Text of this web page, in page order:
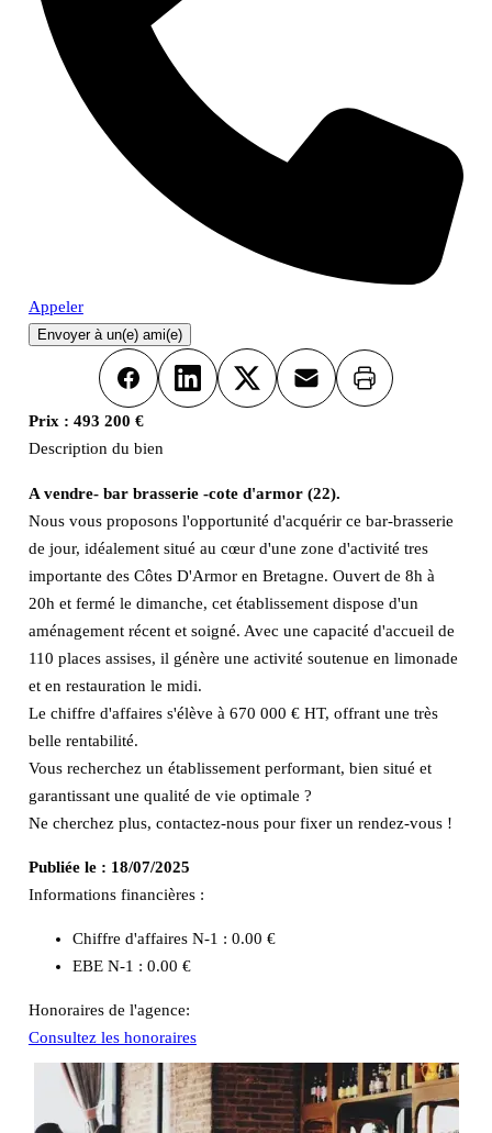
Appeler
Envoyer à un(e) ami(e)
FacebookLinkedInX Email Imprimer
Prix : 493 200 €
Description du bien
A vendre- bar brasserie -cote d'armor (22).
Nous vous proposons l'opportunité d'acquérir ce bar-brasserie
de jour, idéalement situé au cœur d'une zone d'activité tres
importante des Côtes D'Armor en Bretagne. Ouvert de 8h à
20h et fermé le dimanche, cet établissement dispose d'un
aménagement récent et soigné. Avec une capacité d'accueil de
110 places assises, il génère une activité soutenue en limonade
et en restauration le midi.
Le chiffre d'affaires s'élève à 670 000 € HT, offrant une très
belle rentabilité.
Vous recherchez un établissement performant, bien situé et
garantissant une qualité de vie optimale ?
Ne cherchez plus, contactez-nous pour fixer un rendez-vous !
Publiée le : 18/07/2025
Informations financières :
Chiffre d'affaires N-1 : 0.00 €
EBE N-1 : 0.00 €
Honoraires de l'agence:
Consultez les honoraires